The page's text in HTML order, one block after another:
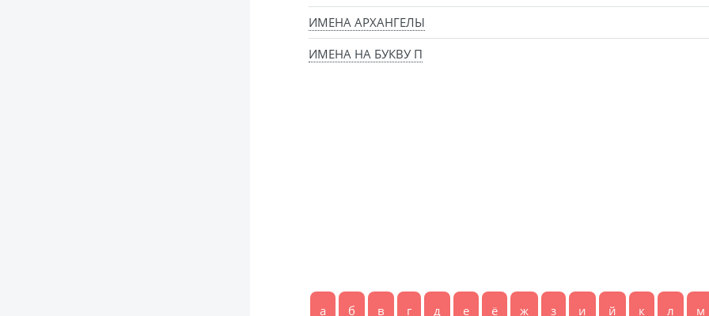
ИМЕНА АРХАНГЕЛЫ
ИМЕНА НА БУКВУ П
а б в г д е ё ж з и й к л м